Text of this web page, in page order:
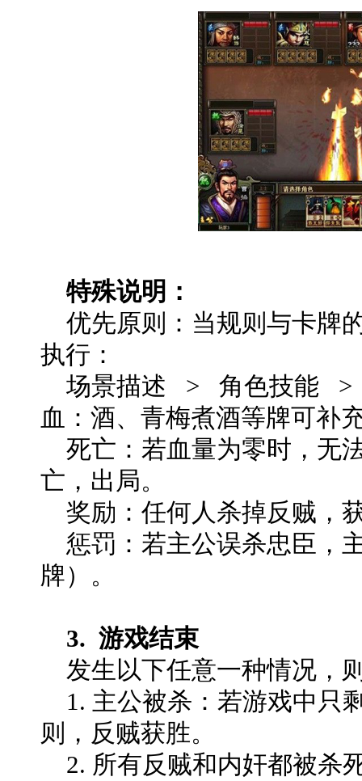
特殊说明：
优先原则：当规则与卡牌
执行：
场景描述 > 角色技能 >
血：酒、青梅煮酒等牌可补
死亡：若血量为零时，无
亡，出局。
奖励：任何人杀掉反贼，
惩罚：若主公误杀忠臣，
牌）。
3. 游戏结束
发生以下任意一种情况，
1. 主公被杀：若游戏中只
则，反贼获胜。
2. 所有反贼和内奸都被杀